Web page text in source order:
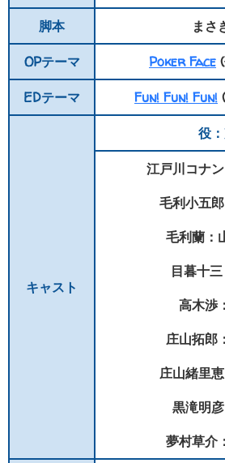
脚本
まさ
OPテーマ
Poker Face
EDテーマ
Fun! Fun! Fun!
キャスト
役
江戸川コナ
毛利小五
毛利蘭：
目暮十
高木渉
庄山拓郎
庄山緒里
黒滝明
夢村草介